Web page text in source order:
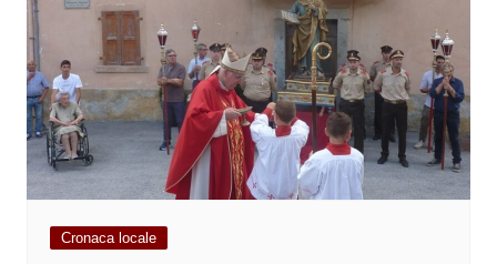
Cronaca locale